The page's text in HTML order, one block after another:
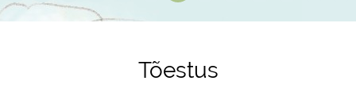
Tsitaadid teemaltõestus
Tõestus